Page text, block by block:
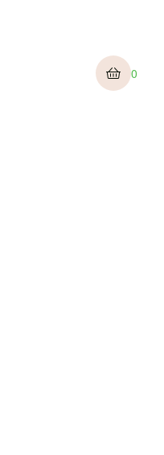
0